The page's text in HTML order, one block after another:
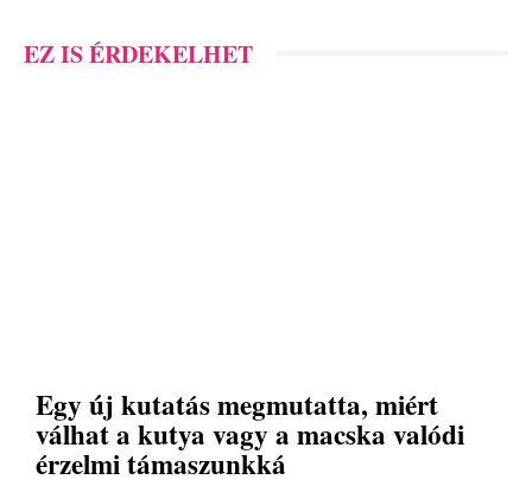
EZ IS ÉRDEKELHET
Egy új kutatás megmutatta, miért
válhat a kutya vagy a macska valódi
érzelmi támaszunkká